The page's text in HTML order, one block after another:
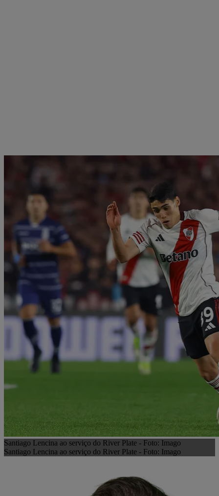
Santiago Lencina ao serviço do River Plate - Foto: Imago
Santiago Lencina ao serviço do River Plate - Foto: Imago